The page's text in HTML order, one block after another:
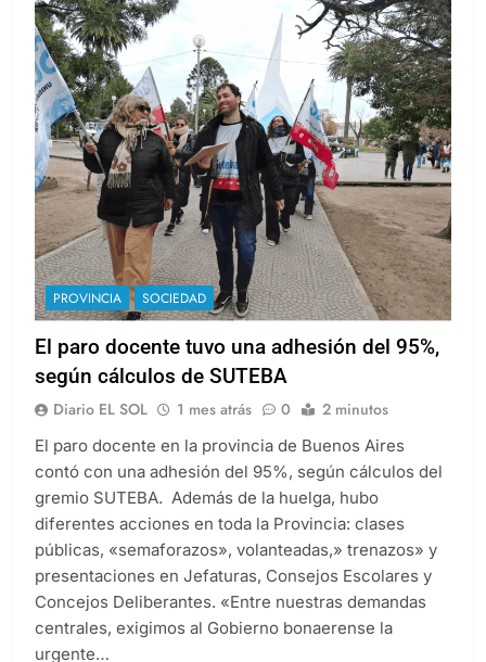
PROVINCIA SOCIEDAD
El paro docente tuvo una adhesión del 95%,
según cálculos de SUTEBA
Diario EL SOL 1 mes atrás 0 2 minutos
El paro docente en la provincia de Buenos Aires
contó con una adhesión del 95%, según cálculos del
gremio SUTEBA. Además de la huelga, hubo
diferentes acciones en toda la Provincia: clases
públicas, «semaforazos», volanteadas,» trenazos» y
presentaciones en Jefaturas, Consejos Escolares y
Concejos Deliberantes. «Entre nuestras demandas
centrales, exigimos al Gobierno bonaerense la
urgente…